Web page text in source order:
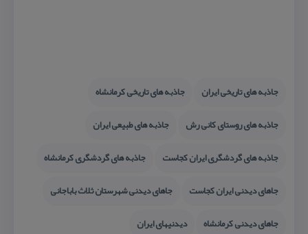
جاذبه های تاریخی ایران
جاذبه های تاریخی كرمانشاه
جاذبه های روستای كانی رش
جاذبه های طبیعی ایران
جاذبه های گردشگری ایران كجاست
جاذبه های گردشگری كرمانشاه
جاهای دیدنی ایران كجاست
جاهای دیدنی شهرستان ثلاث باباجانی
جاهای دیدنی كرمانشاه
دیدنیهای ایران